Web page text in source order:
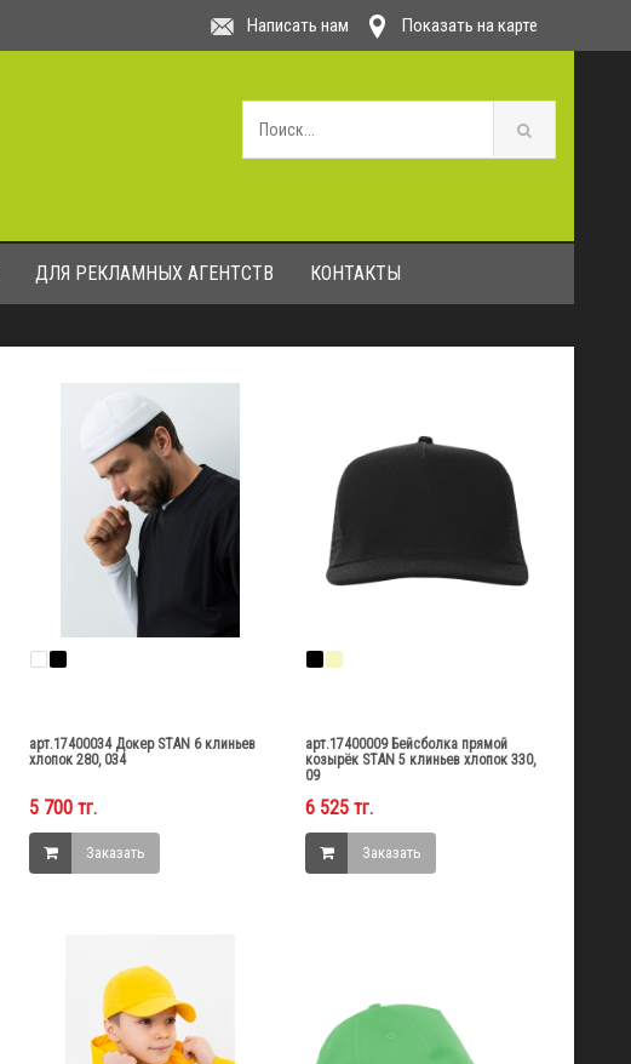
Написать нам Показать на карте
ДЛЯ РЕКЛАМНЫХ АГЕНТСТВ КОНТАКТЫ
арт.17400034 Докер STAN 6 клиньев
хлопок 280, 034
5 700 тг.
Заказать
арт.17400009 Бейсболка прямой
козырёк STAN 5 клиньев хлопок 330,
09
6 525 тг.
Заказать